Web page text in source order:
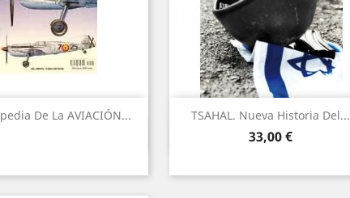
De La AVIACIÓN... TSAHAL. Nueva Historia Del...
Preu
33,00 €
Vista ràpida